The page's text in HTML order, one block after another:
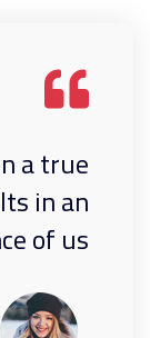
a true
in an
of us